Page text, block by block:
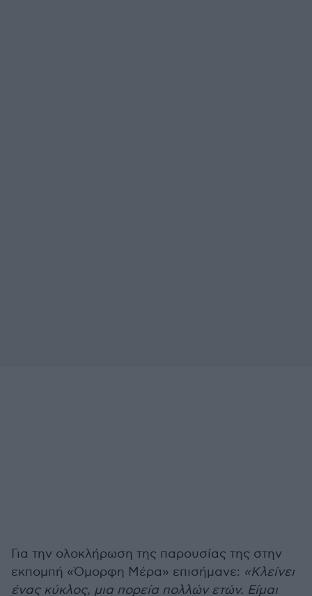
Για την ολοκλήρωση της παρουσίας της στην
εκπομπή «Όμορφη Μέρα» επισήμανε: «Κλείνει
ένας κύκλος, μια πορεία πολλών ετών. Είμαι